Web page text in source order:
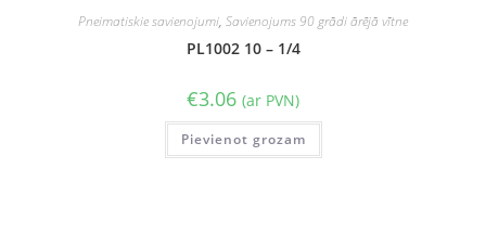
Pneimatiskie savienojumi, Savienojums 90 grādi ārējā vītne
PL1002 10 – 1/4
€3.06 (ar PVN)
Pievienot grozam